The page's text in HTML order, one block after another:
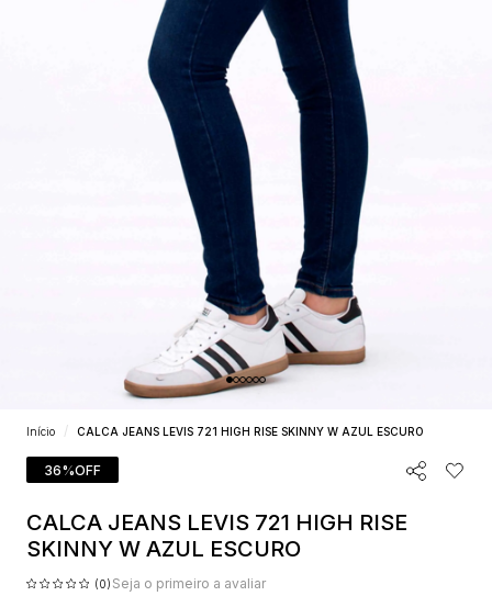
Início CALCA JEANS LEVIS 721 HIGH RISE SKINNY W AZUL ESCURO
36%OFF
CALCA JEANS LEVIS 721 HIGH RISE
SKINNY W AZUL ESCURO
(0) Seja o primeiro a avaliar